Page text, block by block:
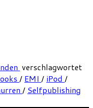
verschlagwortet
/ EMI / iPod /
/ Selfpublishing